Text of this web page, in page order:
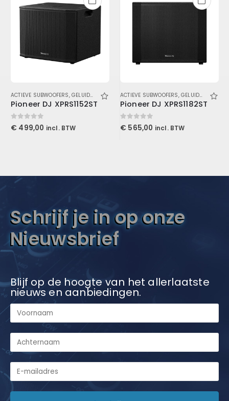
ACTIEVE SUBWOOFERS,GELUID,LUIDSPREKERS,SUBWOOFERS
Pioneer DJ XPRS1152ST
0out of 5
€ 499,00 incl. BTW
ACTIEVE SUBWOOFERS,GELUID,
Pioneer DJ XPRS1182ST
0out of 5
€ 565,00 incl. BTW
Schrijf je in op onze
Nieuwsbrief
Blijf op de hoogte van het allerlaatste
nieuws en aanbiedingen.